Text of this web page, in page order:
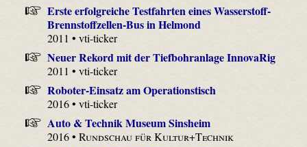
Erste erfolgreiche Testfahrten eines Wasserstoff-
Brennstoffzellen-Bus in Helmond
2011 • vti-ticker
Neuer Rekord mit der Tiefbohranlage InnovaRig
2011 • vti-ticker
Roboter-Einsatz am Operationstisch
2016 • vti-ticker
Auto & Technik Museum Sinsheim
2016 •Rundschau für Kultur+Technik